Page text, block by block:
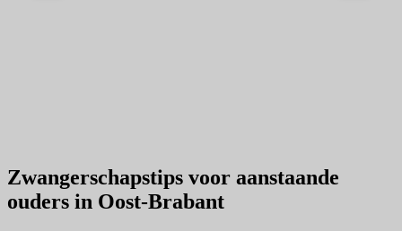
Zwangerschapstips voor aanstaande
ouders in Oost-Brabant